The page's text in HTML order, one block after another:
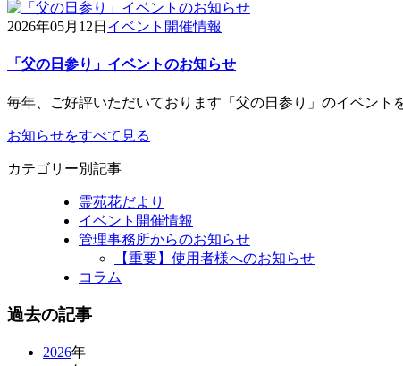
2026年05月12日 イベント開催情報
「父の日参り」イベントのお知らせ
毎年、ご好評いただいております「父の日参り」のイベント
お知らせをすべて見る
カテゴリー別記事
霊苑花だより
イベント開催情報
管理事務所からのお知らせ
【重要】使用者様へのお知らせ
コラム
過去の記事
2026年